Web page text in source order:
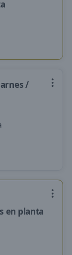
/
en planta